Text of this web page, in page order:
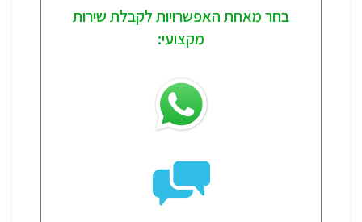
בחר מאחת האפשרויות לקבלת שירות
מקצועי: